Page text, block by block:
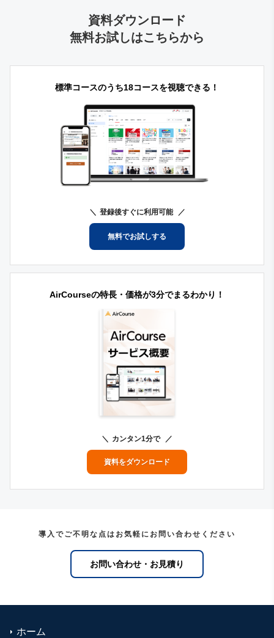
資料ダウンロード
無料お試しはこちらから
標準コースのうち18コースを視聴できる！
登録後すぐに利用可能
無料でお試しする
AirCourseの特長・価格が3分でまるわかり！
カンタン1分で
資料をダウンロード
導入でご不明な点はお気軽にお問い合わせください
お問い合わせ・お見積り
ホーム